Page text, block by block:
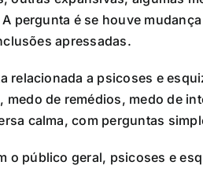
pergunta é se houve
apressadas.
relacionada a psicoses e
medo de remédios, medo de
calma, com perguntas
o público geral, psicoses e